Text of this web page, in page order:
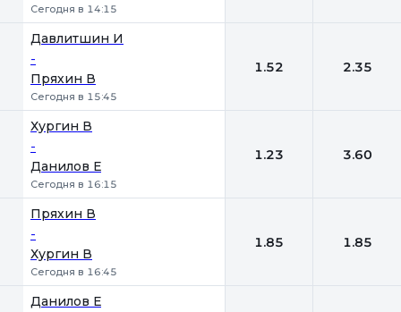
Сегодня в 14:15
Давлитшин И
-
Пряхин В
Сегодня в 15:45
1.52 2.35
Хургин В
-
Данилов Е
Сегодня в 16:15
1.23 3.60
Пряхин В
-
Хургин В
Сегодня в 16:45
1.85 1.85
Данилов Е